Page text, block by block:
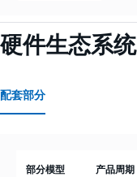
硬件生态系统
配套部分
部分模型 产品周期